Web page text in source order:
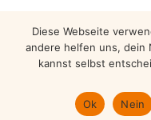
Copyright © 2026 –
Diese Webseite
andere helfen uns, dein
kannst selbst
Ok
Nein